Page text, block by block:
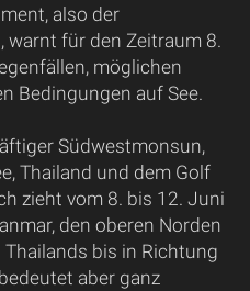
also der
für den Zeitraum 8.
möglichen
Bedingungen auf See.
Südwestmonsun,
Thailand und dem Golf
zieht vom 8. bis 12. Juni
den oberen Norden
bis in Richtung
aber ganz